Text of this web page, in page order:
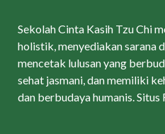
Sekolah Cinta Kasih Tzu Chi
holistik, menyediakan sarana
mencetak lulusan yang
sehat jasmani, dan memiliki
dan berbudaya humanis.Situs